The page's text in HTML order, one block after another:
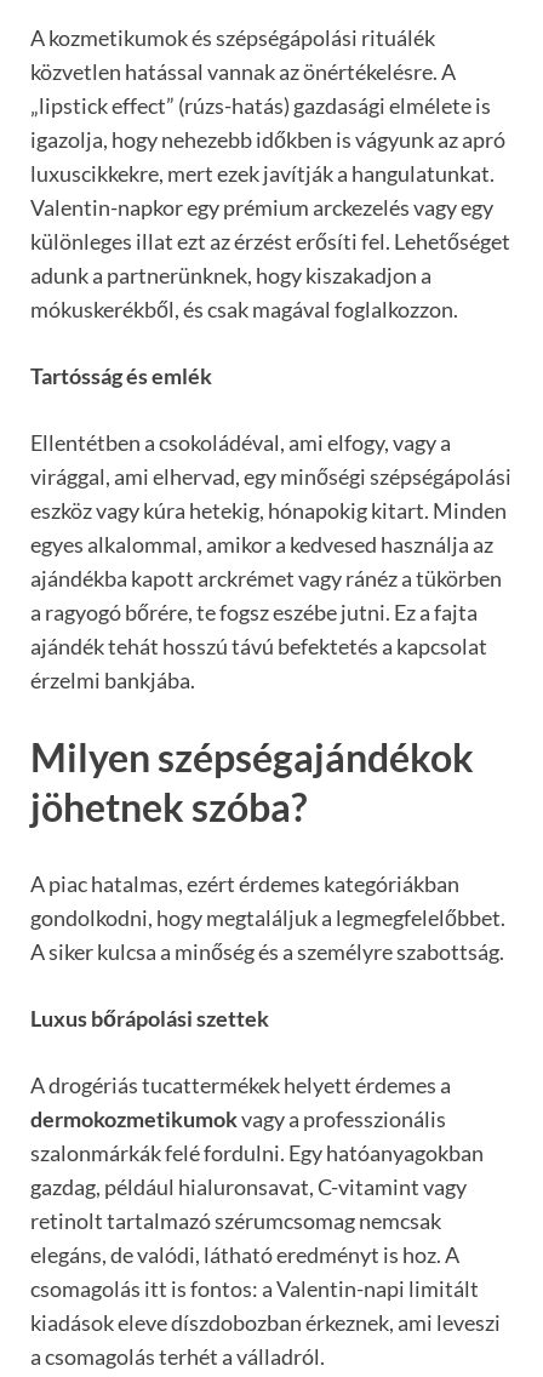
A kozmetikumok és szépségápolási rituálék
közvetlen hatással vannak az önértékelésre. A
„lipstick effect” (rúzs-hatás) gazdasági elmélete is
igazolja, hogy nehezebb időkben is vágyunk az apró
luxuscikkekre, mert ezek javítják a hangulatunkat.
Valentin-napkor egy prémium arckezelés vagy egy
különleges illat ezt az érzést erősíti fel. Lehetőséget
adunk a partnerünknek, hogy kiszakadjon a
mókuskerékből, és csak magával foglalkozzon.
Tartósság és emlék
Ellentétben a csokoládéval, ami elfogy, vagy a
virággal, ami elhervad, egy minőségi szépségápolási
eszköz vagy kúra hetekig, hónapokig kitart. Minden
egyes alkalommal, amikor a kedvesed használja az
ajándékba kapott arckrémet vagy ránéz a tükörben
a ragyogó bőrére, te fogsz eszébe jutni. Ez a fajta
ajándék tehát hosszú távú befektetés a kapcsolat
érzelmi bankjába.
Milyen szépségajándékok
jöhetnek szóba?
A piac hatalmas, ezért érdemes kategóriákban
gondolkodni, hogy megtaláljuk a legmegfelelőbbet.
A siker kulcsa a minőség és a személyre szabottság.
Luxus bőrápolási szettek
A drogériás tucattermékek helyett érdemes a
dermokozmetikumokvagy a professzionális
szalonmárkák felé fordulni. Egy hatóanyagokban
gazdag, például hialuronsavat, C-vitamint vagy
retinolt tartalmazó szérumcsomag nemcsak
elegáns, de valódi, látható eredményt is hoz. A
csomagolás itt is fontos: a Valentin-napi limitált
kiadások eleve díszdobozban érkeznek, ami leveszi
a csomagolás terhét a válladról.